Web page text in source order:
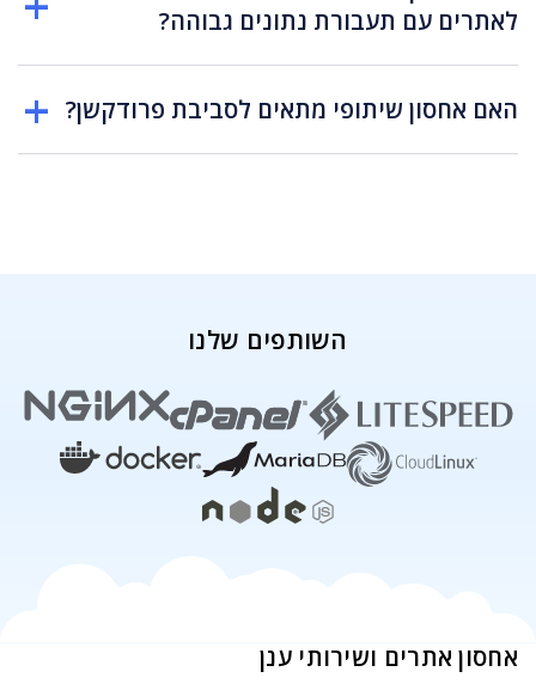
לאתרים עם תעבורת נתונים גבוהה?
האם אחסון שיתופי מתאים לסביבת פרודקשן?
השותפים שלנו
אחסון אתרים ושירותי ענן